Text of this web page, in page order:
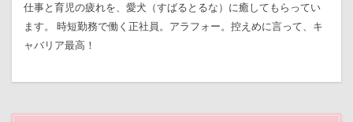
仕事と育児の疲れを、愛犬（すばるとるな）に癒してもらってい
ます。 時短勤務で働く正社員。アラフォー。控えめに言って、キ
ャバリア最高！